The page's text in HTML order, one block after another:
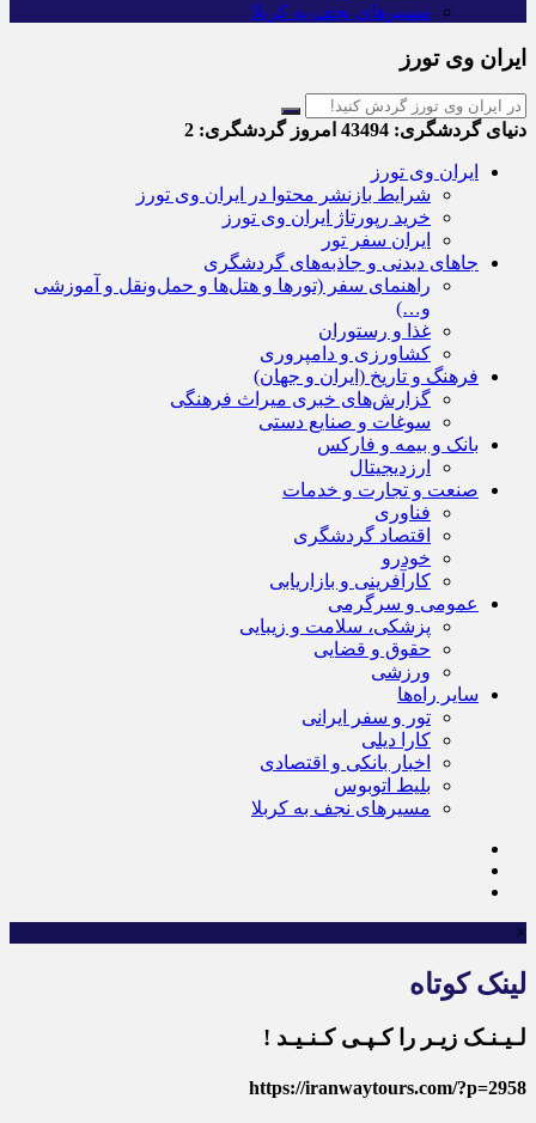
مسیرهای نجف به کربلا
ایران وی تورز
دنیای گردشگری: امروز گردشگری:
ایران وی تورز
شرایط بازنشر محتوا در ایران وی تورز
خرید رپورتاژ ایران وی تورز
ایران سفر تور
جاهای دیدنی و جاذبه‌های گردشگری
راهنمای سفر (تورها و هتل‌ها و حمل‌و‌نقل و آموزشی
و…)
غذا و رستوران
کشاورزی و دامپروری
فرهنگ و تاریخ (ایران و جهان)
گزارش‌های خبری میراث فرهنگی
سوغات و صنایع دستی
بانک و بیمه و فارکس
ارزدیجیتال
صنعت و تجارت و خدمات
فناوری
اقتصاد گردشگری
خودرو
کارآفرینی و بازاریابی
عمومی و سرگرمی
پزشکی، سلامت و زیبایی
حقوق و قضایی
ورزشی
سایر راه‌ها
تور و سفر ایرانی
کارا دیلی
اخبار بانکی و اقتصادی
بلیط اتوبوس
مسیرهای نجف به کربلا
×
لینک کوتاه
لـیـنـک زیـر را کـپـی کـنـیـد !
https://iranwaytours.com/?p=2958